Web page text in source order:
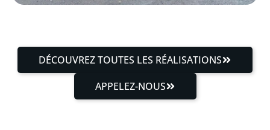
DÉCOUVREZ TOUTES LES RÉALISATIONS
APPELEZ-NOUS